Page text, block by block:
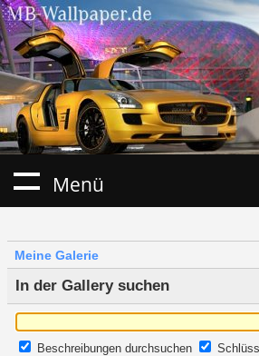
Menü
Meine Galerie
In der Gallery suchen
Beschreibungen durchsuchen